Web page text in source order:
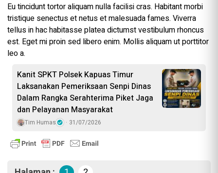
Eu tincidunt tortor aliquam nulla facilisi cras. Habitant morbi
tristique senectus et netus et malesuada fames. Viverra
tellus in hac habitasse platea dictumst vestibulum rhoncus
est. Eget mi proin sed libero enim. Mollis aliquam ut porttitor
leo a.
Kanit SPKT Polsek Kapuas Timur
Laksanakan Pemeriksaan Senpi Dinas
Dalam Rangka Serahterima Piket Jaga
dan Pelayanan Masyarakat
Tim Humas 31/07/2026